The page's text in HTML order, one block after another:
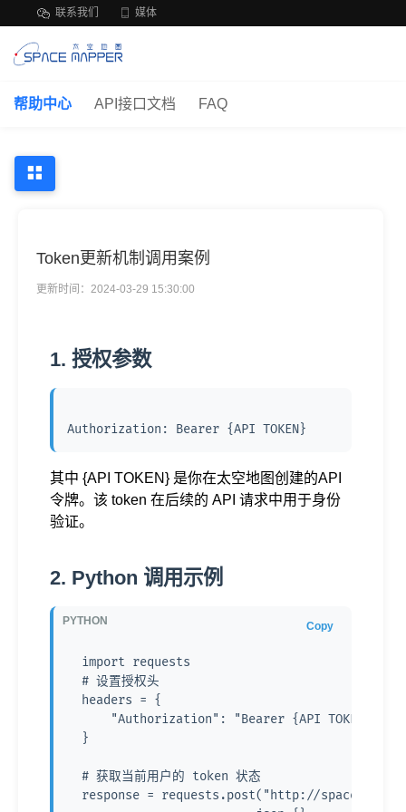
联系我们 媒体
帮助中心 API接口文档 FAQ
Token更新机制调用案例
更新时间：2024-03-29 15:30:00
1. 授权参数
Authorization: Bearer {API TOKEN}
其中 {API TOKEN} 是你在太空地图创建的API
令牌。该 token 在后续的 API 请求中用于身份
验证。
2. Python 调用示例
Copy
  import requests
  # 设置授权头
  headers = {
      "Authorization": "Bearer {API TOKEN}"
  }
  # 获取当前用户的 token 状态
response = requests.post("http://